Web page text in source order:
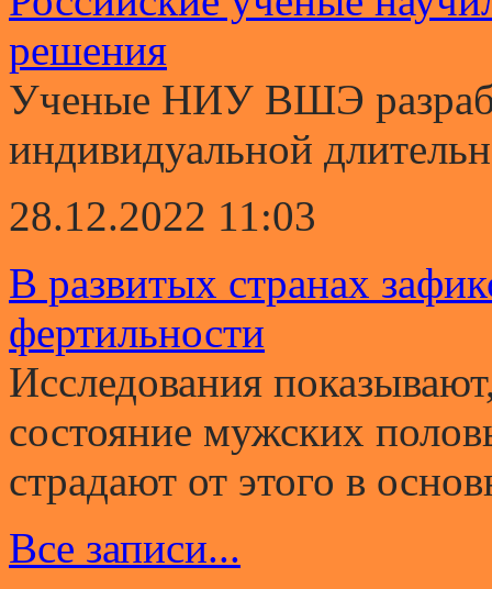
решения
Ученые НИУ ВШЭ
индивидуальной
28.12.2022 11:03
В развитых странах
фертильности
Исследования
состояние мужских
страдают от этого в
Все записи...